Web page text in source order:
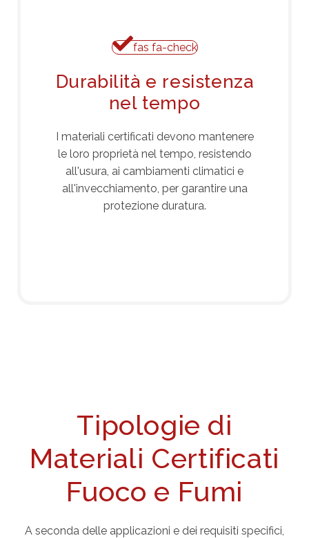
fas fa-check
Durabilità e resistenza
nel tempo
I materiali certificati devono mantenere
le loro proprietà nel tempo, resistendo
all'usura, ai cambiamenti climatici e
all'invecchiamento, per garantire una
protezione duratura.
Tipologie di
Materiali Certificati
Fuoco e Fumi
A seconda delle applicazioni e dei requisiti specifici,